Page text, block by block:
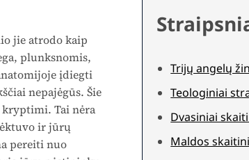
jie atrodo kaip
plunksnomis,
įdiegti
nepajėgūs. Šie
Tai nėra
ir jūrų
pereiti nuo
Trijų angelų
Teologiniai
Dvasiniai
Maldos